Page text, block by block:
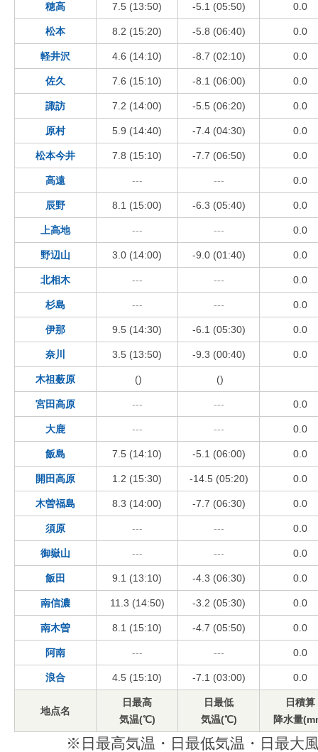
穂高 7.5 (13:50) -5.1 (05:50) 0.0
松本 8.2 (15:20) -5.8 (06:40) 0.0
軽井沢 4.6 (14:10) -8.7 (02:10) 0.0
佐久 7.6 (15:10) -8.1 (06:00) 0.0
諏訪 7.2 (14:00) -5.5 (06:20) 0.0
原村 5.9 (14:40) -7.4 (04:30) 0.0
松本今井 7.8 (15:10) -7.7 (06:50) 0.0
高遠 --- --- 0.0
辰野 8.1 (15:00) -6.3 (05:40) 0.0
上高地 --- --- 0.0
野辺山 3.0 (14:00) -9.0 (01:40) 0.0
北相木 --- --- 0.0
杉島 --- --- 0.0
伊那 9.5 (14:30) -6.1 (05:30) 0.0
奈川 3.5 (13:50) -9.3 (00:40) 0.0
木祖薮原 () ()
宮田高原 --- --- 0.0
大鹿 --- --- 0.0
飯島 7.5 (14:10) -5.1 (06:00) 0.0
開田高原 1.2 (15:30) -14.5 (05:20) 0.0
木曽福島 8.3 (14:00) -7.7 (06:30) 0.0
須原 --- --- 0.0
御嶽山 --- --- 0.0
飯田 9.1 (13:10) -4.3 (06:30) 0.0
南信濃 11.3 (14:50) -3.2 (05:30) 0.0
南木曽 8.1 (15:10) -4.7 (05:50) 0.0
阿南 --- --- 0.0
浪合 4.5 (15:10) -7.1 (03:00) 0.0
地点名
日最高
気温(℃)
日最低
気温(℃)
日積算
降水量
※日最高気温・日最低気温・日最大